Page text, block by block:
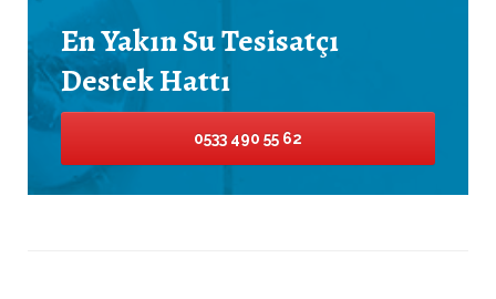
En Yakın Su Tesisatçı
Destek Hattı
0533 490 55 62